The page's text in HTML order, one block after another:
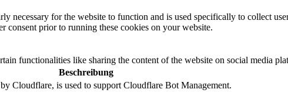
necessary for the website to function and is used specifically to collect
consent prior to running these cookies on your website.
functionalities like sharing the content of the website on social media
Beschreibung
Cloudflare, is used to support Cloudflare Bot Management.